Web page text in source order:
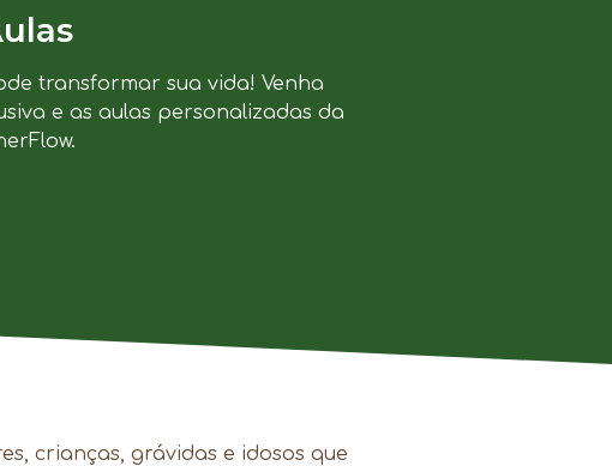
transformar sua vida! Venha
e as aulas personalizadas da
crianças, grávidas e idosos que